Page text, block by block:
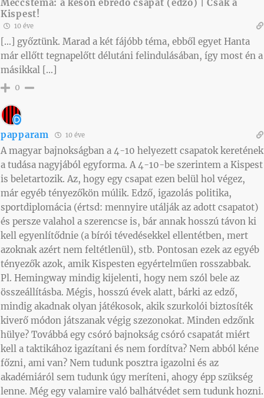
Meccstéma: a későn ébredő csapat (edző) | Csak a
Kispest!
10 éve
[…] győztünk. Marad a két fájóbb téma, ebből egyet Hanta
már ellőtt tegnapelőtt délutáni felindulásában, így most én a
másikkal […]
0
papparam 10 éve
A magyar bajnokságban a 4-10 helyezett csapatok keretének
a tudása nagyjából egyforma. A 4-10-be szerintem a Kispest
is beletartozik. Az, hogy egy csapat ezen belül hol végez,
már egyéb tényezőkön múlik. Edző, igazolás politika,
sportdiplomácia (értsd: mennyire utálják az adott csapatot)
és persze valahol a szerencse is, bár annak hosszú távon ki
kell egyenlítődnie (a bírói tévedésekkel ellentétben, mert
azoknak azért nem feltétlenül), stb. Pontosan ezek az egyéb
tényezők azok, amik Kispesten egyértelműen rosszabbak.
Pl. Hemingway mindig kijelenti, hogy nem szól bele az
összeállításba. Mégis, hosszú évek alatt, bárki az edző,
mindig akadnak olyan játékosok, akik szurkolói biztosíték
kiverő módon játszanak végig szezonokat. Minden edzőnk
hülye? Továbbá egy csóró bajnokság csóró csapatát miért
kell a taktikához igazítani és nem fordítva? Nem abból kéne
főzni, ami van? Nem tudunk posztra igazolni és az
akadémiáról sem tudunk úgy meríteni, ahogy épp szükség
lenne. Még egy valamire való balhátvédet sem tudunk hozni.